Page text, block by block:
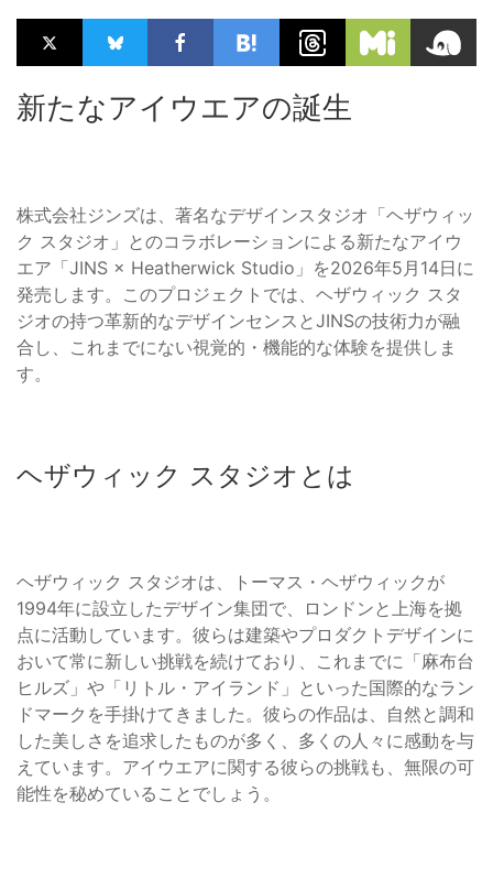
新たなアイウエアの誕生
株式会社ジンズは、著名なデザインスタジオ「ヘザウィッ
ク スタジオ」とのコラボレーションによる新たなアイウ
エア「JINS × Heatherwick Studio」を2026年5月14日に
発売します。このプロジェクトでは、ヘザウィック スタ
ジオの持つ革新的なデザインセンスとJINSの技術力が融
合し、これまでにない視覚的・機能的な体験を提供しま
す。
ヘザウィック スタジオとは
ヘザウィック スタジオは、トーマス・ヘザウィックが
1994年に設立したデザイン集団で、ロンドンと上海を拠
点に活動しています。彼らは建築やプロダクトデザインに
おいて常に新しい挑戦を続けており、これまでに「麻布台
ヒルズ」や「リトル・アイランド」といった国際的なラン
ドマークを手掛けてきました。彼らの作品は、自然と調和
した美しさを追求したものが多く、多くの人々に感動を与
えています。アイウエアに関する彼らの挑戦も、無限の可
能性を秘めていることでしょう。